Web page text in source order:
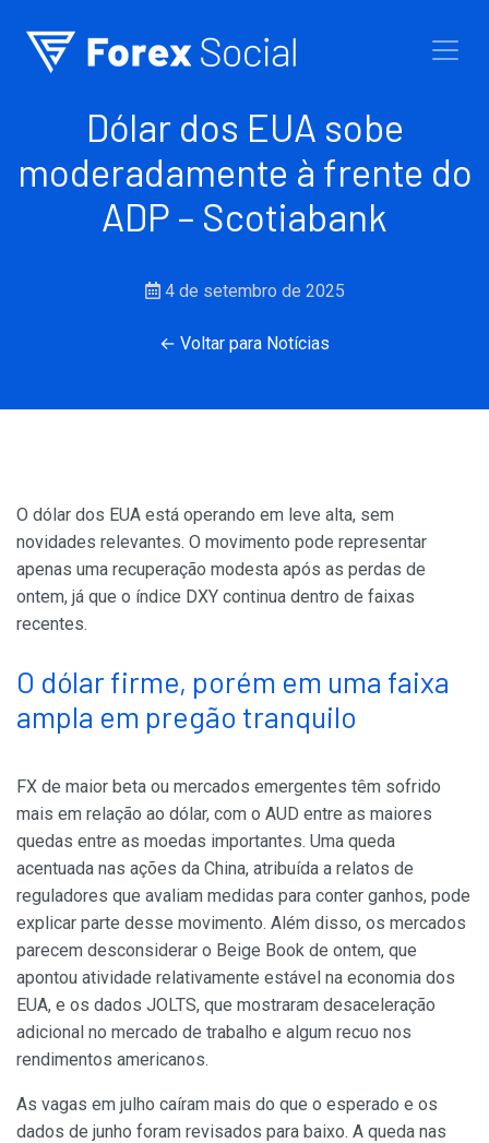
Dólar dos EUA sobe
moderadamente à frente do
ADP – Scotiabank
4 de setembro de 2025
← Voltar para Notícias
O dólar dos EUA está operando em leve alta, sem
novidades relevantes. O movimento pode representar
apenas uma recuperação modesta após as perdas de
ontem, já que o índice DXY continua dentro de faixas
recentes.
O dólar firme, porém em uma faixa
ampla em pregão tranquilo
FX de maior beta ou mercados emergentes têm sofrido
mais em relação ao dólar, com o AUD entre as maiores
quedas entre as moedas importantes. Uma queda
acentuada nas ações da China, atribuída a relatos de
reguladores que avaliam medidas para conter ganhos, pode
explicar parte desse movimento. Além disso, os mercados
parecem desconsiderar o Beige Book de ontem, que
apontou atividade relativamente estável na economia dos
EUA, e os dados JOLTS, que mostraram desaceleração
adicional no mercado de trabalho e algum recuo nos
rendimentos americanos.
As vagas em julho caíram mais do que o esperado e os
dados de junho foram revisados para baixo. A queda nas